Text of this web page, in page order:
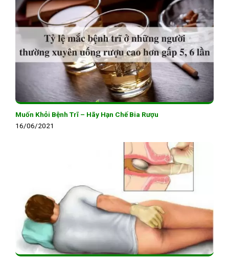
Muốn Khỏi Bệnh Trĩ – Hãy Hạn Chế Bia Rượu
16/06/2021